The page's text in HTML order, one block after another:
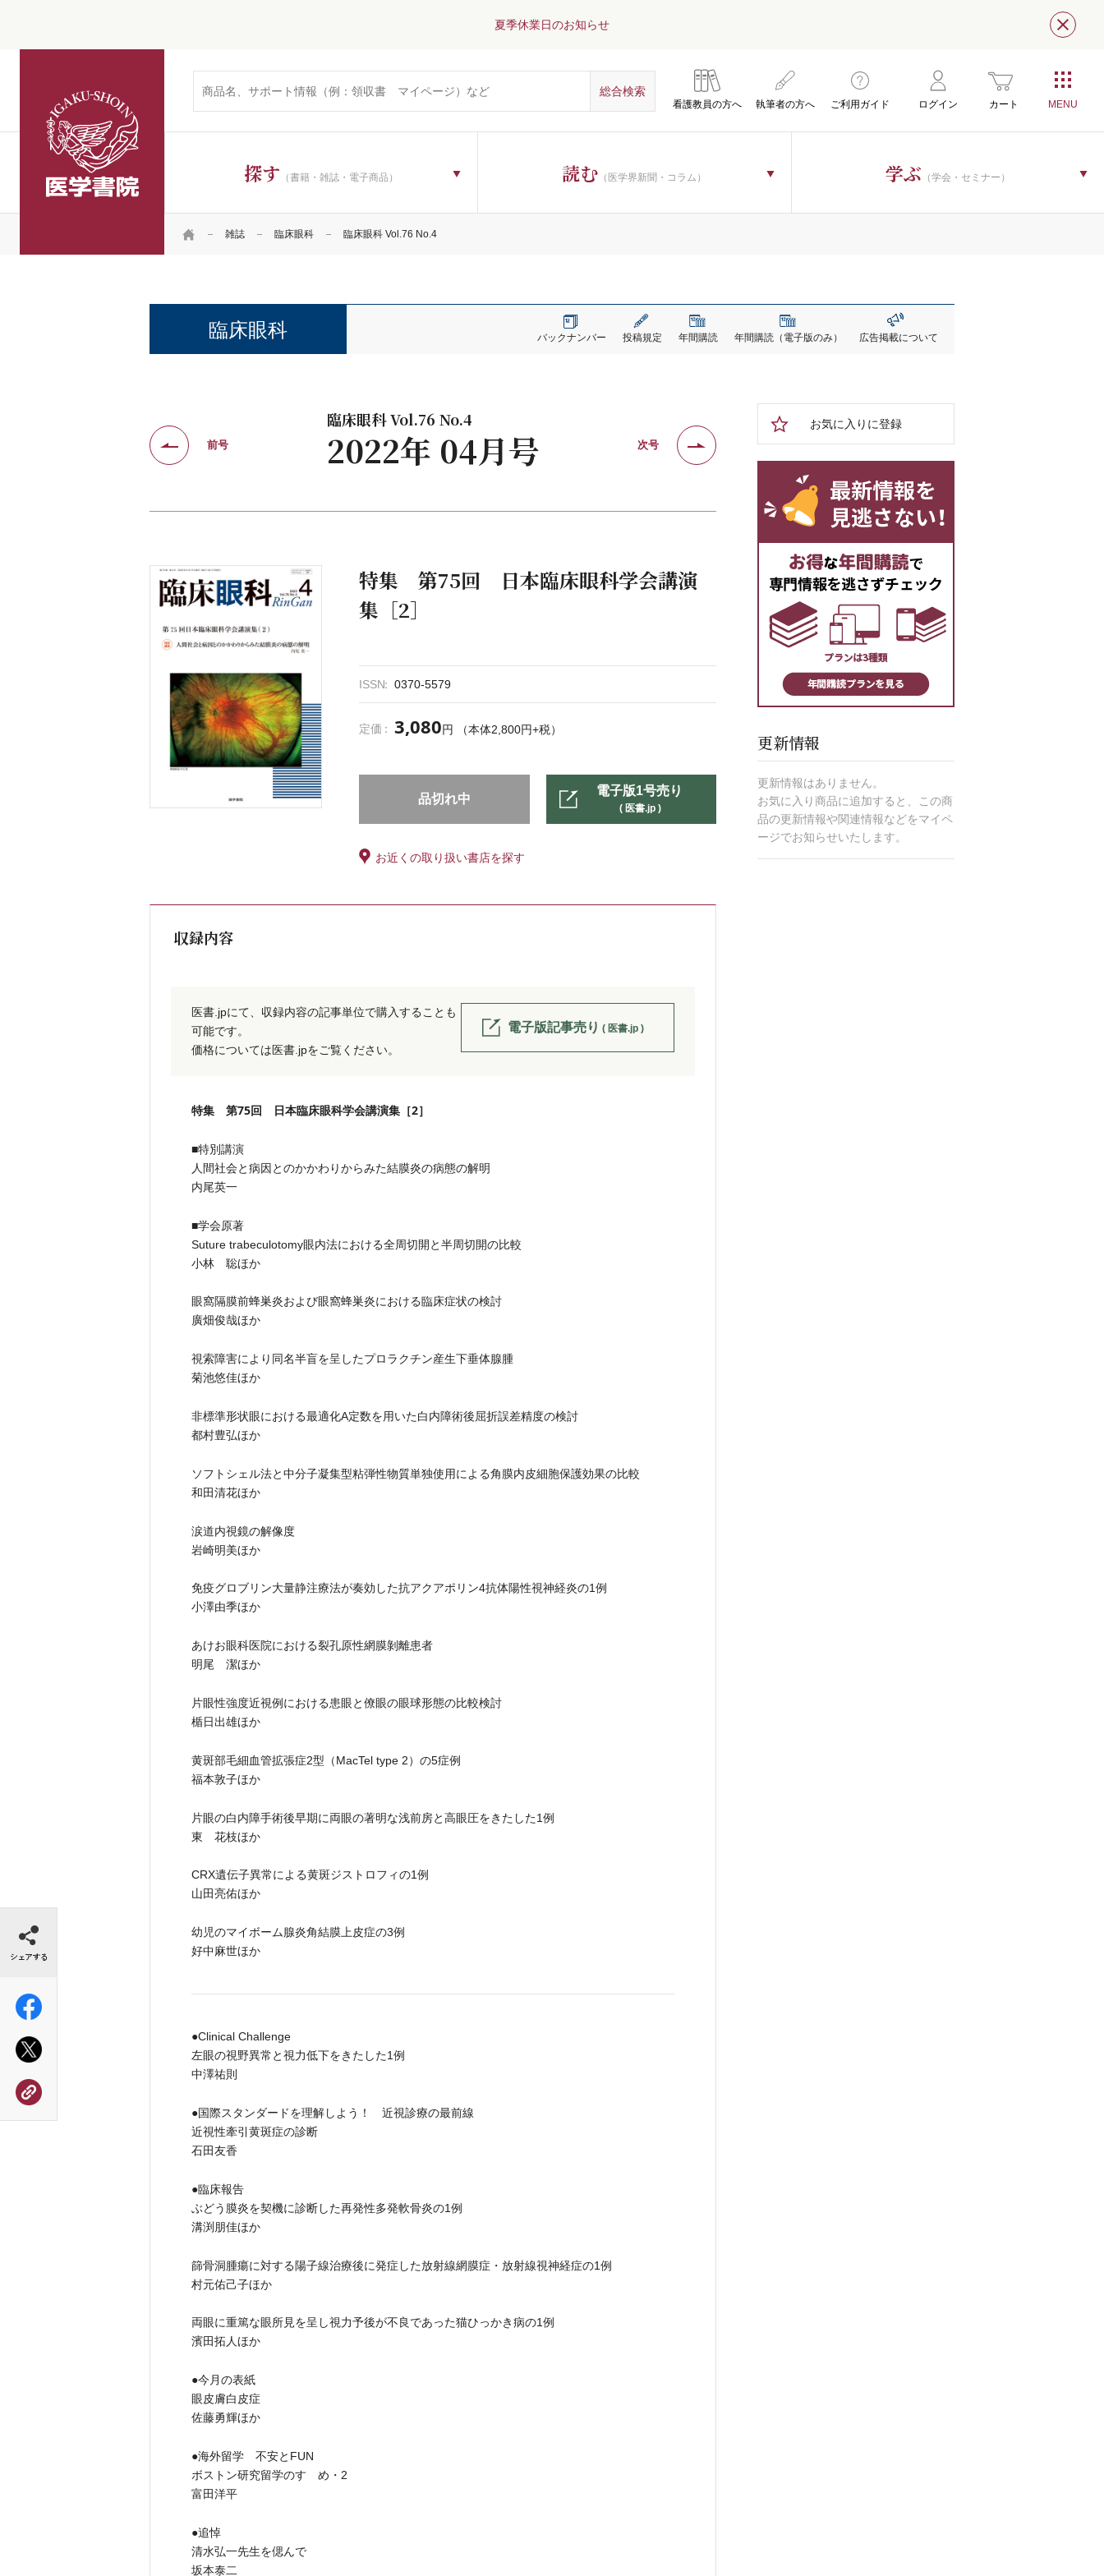
夏季休業日のお知らせ 閉じ
看護教員の方へ 執筆者の方へ ご利用ガイド ログイン カート
探す （書籍・雑誌・電子商品） 読む （医学界新聞・コラム） 学ぶ （学会・セミナー）
HOME 雑誌 臨床眼科 臨床眼科 Vol.76 No.4
臨床眼科 バックナンバー 投稿規定 年間購読 年間購読 （電子版のみ） 広告掲載について
臨床眼科 Vol.76 No.4
2022年 04月号
前号 次号
特集 第75回 日本臨床眼科学会講演
集［2］
ISSN 0370-5579
定価 3,080円 （本体2,800円+税）
品切れ中
電子版1号売り
( 医書.jp )
お近くの取り扱い書店を探す
収録内容
医書.jpにて、収録内容の記事単位で購入することも
可能です。
価格については医書.jpをご覧ください。
電子版記事売り ( 医書.jp )
特集 第75回 日本臨床眼科学会講演集［2］
■特別講演
人間社会と病因とのかかわりからみた結膜炎の病態の解明
内尾英一
■学会原著
Suture trabeculotomy眼内法における全周切開と半周切開の比較
小林 聡ほか
眼窩隔膜前蜂巣炎および眼窩蜂巣炎における臨床症状の検討
廣畑俊哉ほか
視索障害により同名半盲を呈したプロラクチン産生下垂体腺腫
菊池悠佳ほか
非標準形状眼における最適化A定数を用いた白内障術後屈折誤差精度の検討
都村豊弘ほか
ソフトシェル法と中分子凝集型粘弾性物質単独使用による角膜内皮細胞保護効果の比較
和田清花ほか
涙道内視鏡の解像度
岩崎明美ほか
免疫グロブリン大量静注療法が奏効した抗アクアポリン4抗体陽性視神経炎の1例
小澤由季ほか
あけお眼科医院における裂孔原性網膜剝離患者
明尾 潔ほか
片眼性強度近視例における患眼と僚眼の眼球形態の比較検討
楯日出雄ほか
黄斑部毛細血管拡張症2型（MacTel type 2）の5症例
福本敦子ほか
片眼の白内障手術後早期に両眼の著明な浅前房と高眼圧をきたした1例
東 花枝ほか
CRX遺伝子異常による黄斑ジストロフィの1例
山田亮佑ほか
幼児のマイボーム腺炎角結膜上皮症の3例
好中麻世ほか
●Clinical Challenge
左眼の視野異常と視力低下をきたした1例
中澤祐則
●国際スタンダードを理解しよう！ 近視診療の最前線
近視性牽引黄斑症の診断
石田友香
●臨床報告
ぶどう膜炎を契機に診断した再発性多発軟骨炎の1例
溝渕朋佳ほか
篩骨洞腫瘍に対する陽子線治療後に発症した放射線網膜症・放射線視神経症の1例
村元佑己子ほか
両眼に重篤な眼所見を呈し視力予後が不良であった猫ひっかき病の1例
濱田拓人ほか
●今月の表紙
眼皮膚白皮症
佐藤勇輝ほか
●海外留学 不安とFUN
ボストン研究留学のすゝめ・2
富田洋平
●追悼
清水弘一先生を偲んで
坂本泰二
お気に入りに登録
更新情報
更新情報はありません。
お気に入り商品に追加すると、この商
品の更新情報や関連情報などをマイペ
ージでお知らせいたします。